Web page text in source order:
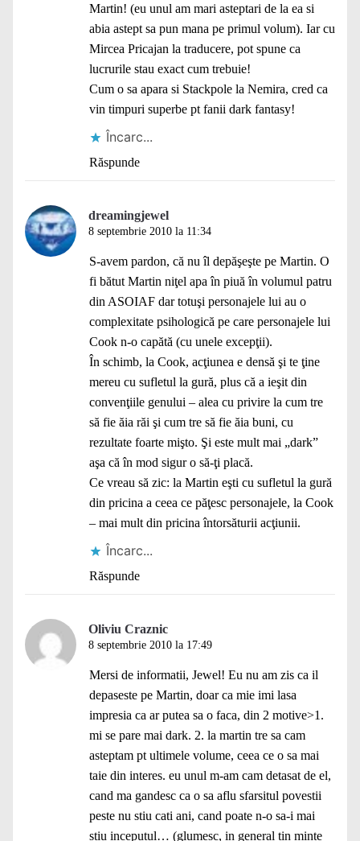
Martin! (eu unul am mari asteptari de la ea si
abia astept sa pun mana pe primul volum). Iar cu
Mircea Pricajan la traducere, pot spune ca
lucrurile stau exact cum trebuie!
Cum o sa apara si Stackpole la Nemira, cred ca
vin timpuri superbe pt fanii dark fantasy!
Încarc...
Răspunde
dreamingjewel
8 septembrie 2010 la 11:34
S-avem pardon, că nu îl depăşeşte pe Martin. O
fi bătut Martin niţel apa în piuă în volumul patru
din ASOIAF dar totuşi personajele lui au o
complexitate psihologică pe care personajele lui
Cook n-o capătă (cu unele excepţii).
În schimb, la Cook, acţiunea e densă şi te ţine
mereu cu sufletul la gură, plus că a ieşit din
convenţiile genului – alea cu privire la cum tre
să fie ăia răi şi cum tre să fie ăia buni, cu
rezultate foarte mişto. Şi este mult mai „dark”
aşa că în mod sigur o să-ţi placă.
Ce vreau să zic: la Martin eşti cu sufletul la gură
din pricina a ceea ce păţesc personajele, la Cook
– mai mult din pricina întorsăturii acţiunii.
Încarc...
Răspunde
Oliviu Craznic
8 septembrie 2010 la 17:49
Mersi de informatii, Jewel! Eu nu am zis ca il
depaseste pe Martin, doar ca mie imi lasa
impresia ca ar putea sa o faca, din 2 motive>1.
mi se pare mai dark. 2. la martin tre sa cam
asteptam pt ultimele volume, ceea ce o sa mai
taie din interes. eu unul m-am cam detasat de el,
cand ma gandesc ca o sa aflu sfarsitul povestii
peste nu stiu cati ani, cand poate n-o sa-i mai
stiu inceputul… (glumesc, in general tin minte